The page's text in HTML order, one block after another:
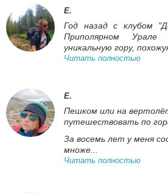
Е.
Год назад с клубом
Приполярном
уникальную гору,
Читать полностью
Е.
Пешком или на
путешествовать по
За восемь лет у меня
множе...
Читать полностью